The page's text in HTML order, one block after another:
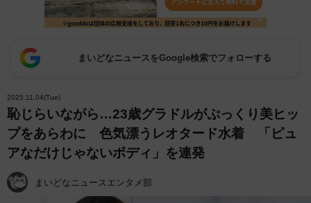
まいどなニュースをGoogle検索でフォローする
2025.11.04(Tue)
恥じらいながら…23歳グラドルがぷっくり美ヒッ
プをあらわに 色気漂うレオタード水着 「ピュ
アなだけじゃないボディ」を連発
まいどなニュースエンタメ部